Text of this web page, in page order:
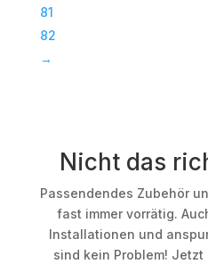
81
82
→
Nicht das
Passendendes Zubehör
fast immer vorrätig.
Installationen und
sind kein Problem!